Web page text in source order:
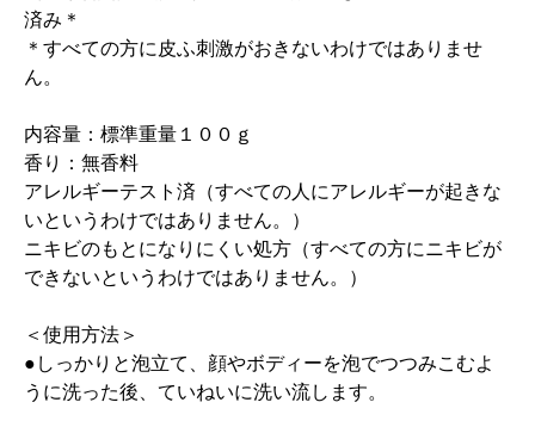
済み＊
＊すべての方に皮ふ刺激がおきないわけではありませ
ん。
内容量：標準重量１００ｇ
香り：無香料
アレルギーテスト済（すべての人にアレルギーが起きな
いというわけではありません。）
ニキビのもとになりにくい処方（すべての方にニキビが
できないというわけではありません。）
＜使用方法＞
●しっかりと泡立て、顔やボディーを泡でつつみこむよ
うに洗った後、ていねいに洗い流します。